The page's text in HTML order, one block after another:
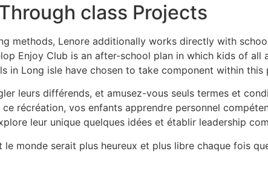
class Projects
methods, Lenore additionally works directly with
Enjoy Club is an after-school plan in which kids of
Long isle have chosen to take component within this
leurs différends, et amusez-vous seuls termes et
récréation, vos enfants apprendre personnel
leur unique quelques idées et établir leadership
monde serait plus heureux et plus libre chaque fois